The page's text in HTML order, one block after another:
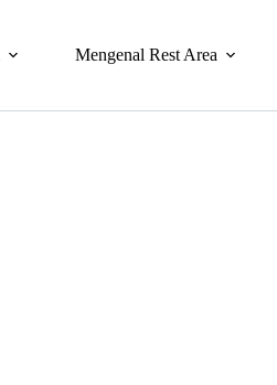
Mengenal Rest Area